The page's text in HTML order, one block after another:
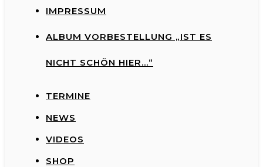
IMPRESSUM
ALBUM VORBESTELLUNG „IST ES
NICHT SCHÖN HIER…“
TERMINE
NEWS
VIDEOS
SHOP